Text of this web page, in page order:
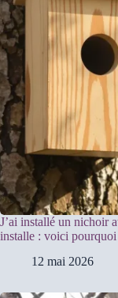
J’ai installé un nichoir
installe : voici pourquoi
12 mai 2026